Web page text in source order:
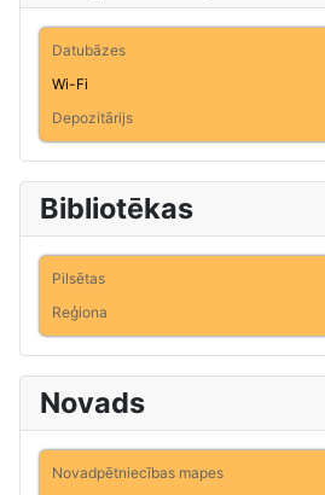
Datubāzes
Wi-Fi
Depozitārijs
Bibliotēkas
Pilsētas
Reģiona
Novads
Novadpētniecības mapes